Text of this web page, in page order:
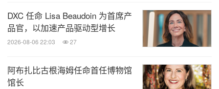
DXC 任命 Lisa Beaudoin 为首席产
品官，以加速产品驱动型增长
2026-08-06 22:03 27
阿布扎比古根海姆任命首任博物馆
馆长